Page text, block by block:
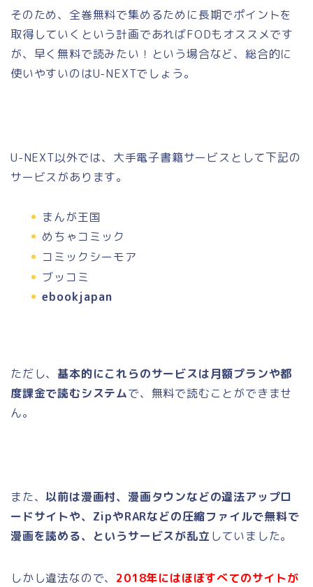
そのため、全巻無料で集めるために長期でポイントを
取得していくという計画であればFODもオススメです
が、早く無料で読みたい！という場合など、総合的に
使いやすいのはU-NEXTでしょう。
U-NEXT以外では、大手電子書籍サービスとして下記の
サービスがあります。
まんが王国
めちゃコミック
コミックシーモア
ブッコミ
ebookjapan
ただし、基本的にこれらのサービスは月額プランや都
度課金で読むシステムで、 無料で読むことができませ
ん。
また、以前は漫画村、漫画タウンなどの違法アップロ
ードサイトや、ZipやRARなどの圧縮ファイルで無料で
漫画を読める、というサービスが乱立 していました。
しかし違法なので、 2018年にはほぼすべてのサイトが